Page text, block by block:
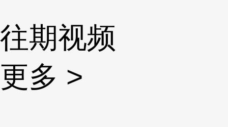
往期视频
更多 >